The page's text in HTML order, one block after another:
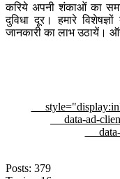
करिये अपनी शंकाओं का
दुविधा दूर। हमारे विशेषज्ञों
जानकारी का लाभ उठायें।
data-ad-
data-
Posts: 379